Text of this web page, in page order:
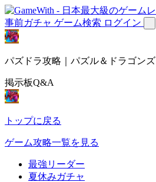
事前ガチャ ゲーム検索 ログイン
パズドラ攻略｜パズル＆ドラゴンズ
掲示板Q&A
トップに戻る
ゲーム攻略一覧を見る
最強リーダー
夏休みガチャ